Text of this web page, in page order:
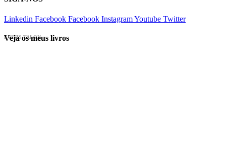
Linkedin Facebook Facebook InstagramYoutube Twitter
EVINIS TALON
Veja os meus livros